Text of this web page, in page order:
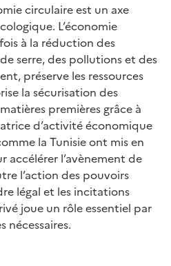
circulaire est un axe
L’économie
à la réduction des
serre, des pollutions et des
préserve les ressources
la sécurisation des
premières grâce à
d’activité économique
la Tunisie ont mis en
accélérer l’avènement de
l’action des pouvoirs
légal et les incitations
joue un rôle essentiel par
nécessaires.